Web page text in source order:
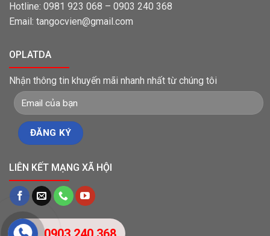
Hotline: 0981 923 068 – 0903 240 368
Email: tangocvien@gmail.com
OPLATDA
Nhận thông tin khuyến mãi nhanh nhất từ chúng tôi
LIÊN KẾT MẠNG XÃ HỘI
THỐNG KÊ TRUY CẬP